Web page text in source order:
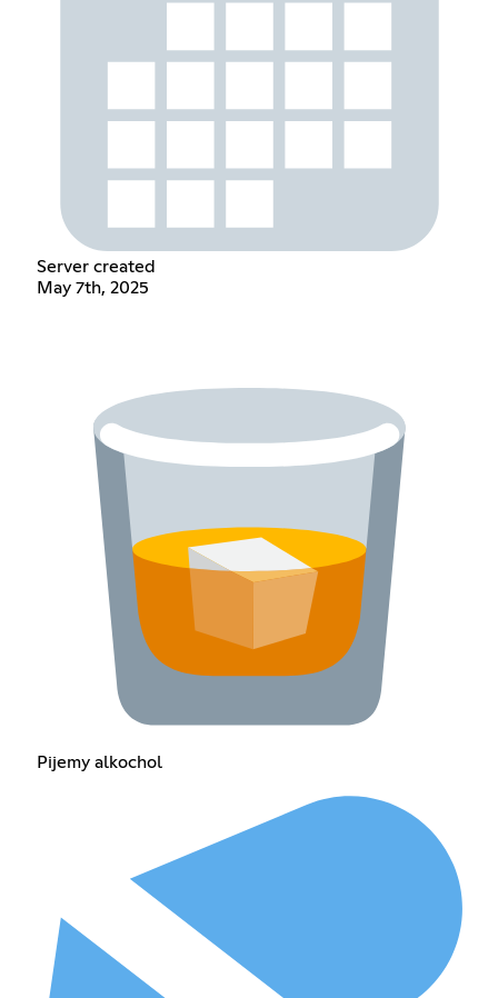
Server created
May 7th, 2025
Pijemy alkochol